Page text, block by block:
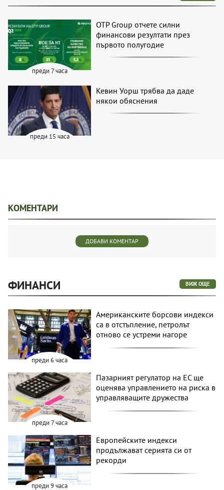
преди 7 часа
OTP Group отчете силни
финансови резултати през
първото полугодие
преди 15 часа
Кевин Уорш трябва да даде
някои обяснения
КОМЕНТАРИ
ДОБАВИ КОМЕНТАР
ФИНАНСИ ВИЖ ОЩЕ
преди 6 часа
Американските борсови индекси
са в отстъпление, петролът
отново се устреми нагоре
преди 7 часа
Пазарният регулатор на ЕС ще
оценява управлението на риска в
управляващите дружества
преди 9 часа
Европейските индекси
продължават серията си от
рекорди